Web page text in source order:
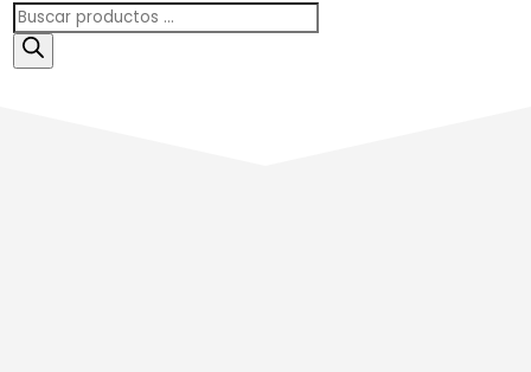
Búsqueda
de
productos